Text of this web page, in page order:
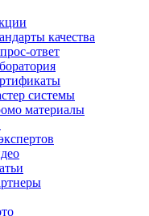
качества
ответ
системы
материалы